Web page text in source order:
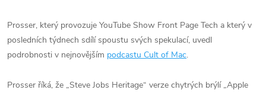
Prosser, který provozuje YouTube Show Front Page Tech a který v
posledních týdnech sdílí spoustu svých spekulací, uvedl
podrobnosti v nejnovějším podcastu Cult of Mac.
Prosser říká, že „Steve Jobs Heritage“ verze chytrých brýlí „Apple